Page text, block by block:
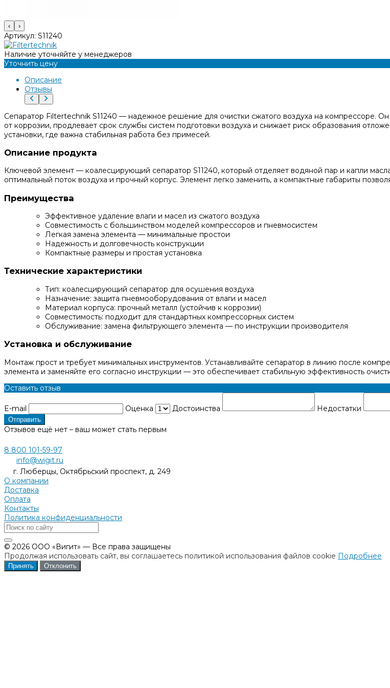
‹ ›
Артикул: S11240
Наличие уточняйте у менеджеров
Уточнить цену
Описание
Отзывы
Сепаратор Filtertechnik S11240 — надежное решение для очистки сжатого воздуха на компрессоре.
от коррозии, продлевает срок службы систем подготовки воздуха и снижает риск образования
установки, где важна стабильная работа без примесей.
Описание продукта
Ключевой элемент — коалесцирующий сепаратор S11240, который отделяет водяной пар и капли
оптимальный поток воздуха и прочный корпус. Элемент легко заменить, а компактные габариты
Преимущества
Эффективное удаление влаги и масел из сжатого воздуха
Совместимость с большинством моделей компрессоров и пневмосистем
Легкая замена элемента — минимальные простои
Надежность и долговечность конструкции
Компактные размеры и простая установка
Технические характеристики
Тип: коалесцирующий сепаратор для осушения воздуха
Назначение: защита пневмооборудования от влаги и масел
Материал корпуса: прочный металл (устойчив к коррозии)
Совместимость: подходит для стандартных компрессорных систем
Обслуживание: замена фильтрующего элемента — по инструкции производителя
Установка и обслуживание
Монтаж прост и требует минимальных инструментов. Устанавливайте сепаратор в линию после
элемента и заменяйте его согласно инструкции — это обеспечивает стабильную эффективность
Оставить отзыв
E-mail Оценка Достоинства Недостатки
Отправить
Отзывов ещё нет – ваш может стать первым
8 800 101-59-97
info@wigit.ru
г. Люберцы, Октябрьский проспект, д. 249
О компании
Доставка
Оплата
Контакты
Политика конфиденциальности
© 2026 ООО «Вигит» — Все права защищены
Продолжая использовать сайт, вы соглашаетесь политикой использования файлов cookie Подробнее
Принять Отклонить